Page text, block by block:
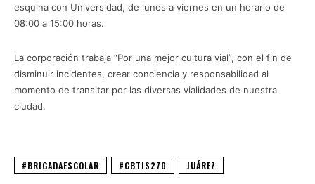
esquina con Universidad, de lunes a viernes en un horario de
08:00 a 15:00 horas.
La corporación trabaja “Por una mejor cultura vial”, con el fin de
disminuir incidentes, crear conciencia y responsabilidad al
momento de transitar por las diversas vialidades de nuestra
ciudad.
#BRIGADAESCOLAR #CBTIS270 JUÁREZ